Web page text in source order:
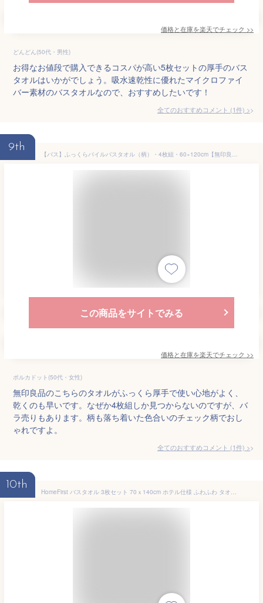
価格と在庫を楽天でチェック >>
どんどん(50代・男性)
お得なお値段で購入できるコスパが高い5枚セットの厚手のバス
タオルはいかがでしょう。吸水速乾性に優れたマイクロファイ
バー素材のバスタオルなので、おすすめしたいです！
全てのおすすめコメント (1件) >
9th
【バス】ふっくらパイルバスタオル（柄）・4枚組・60×120cm【無印良品 公式】
この商品をサイトでみる
価格と在庫を楽天でチェック >>
ポルカドット(50代・女性)
無印良品のこちらのタオルがふっくら厚手で使い心地がよく、
乾くのも早いです。なぜか4枚組しか見つからないのですが、バ
ラ売りもあります。柄も落ち着いた色合いのチェック柄でおし
ゃれですよ。
全てのおすすめコメント (1件) >
10th
HomeFirst バスタオル 3枚セット 70ｘ140cm ホテル仕様 ふわふわ タオル 綿100% 大判 耐久性 毛羽落ち少ない 柔らかな肌触り 吸水 速乾 家庭、ホテル、スポーツなどに最適 厚手 無地 3色3枚